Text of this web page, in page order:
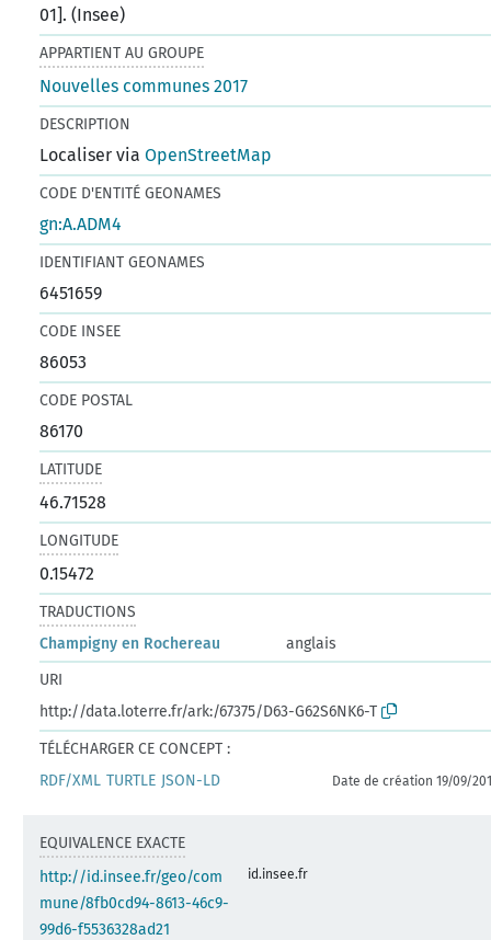
01]. (Insee)
APPARTIENT AU GROUPE
Nouvelles communes 2017
DESCRIPTION
Localiser viaOpenStreetMap
CODE D'ENTITÉ GEONAMES
gn:A.ADM4
IDENTIFIANT GEONAMES
6451659
CODE INSEE
86053
CODE POSTAL
86170
LATITUDE
46.71528
LONGITUDE
0.15472
TRADUCTIONS
Champigny en Rochereau
anglais
URI
http://data.loterre.fr/ark:/67375/D63-G62S6NK6-T
TÉLÉCHARGER CE CONCEPT :
RDF/XML TURTLE JSON-LD Date de création 19/09/
EQUIVALENCE EXACTE
http://id.insee.fr/geo/com
mune/8fb0cd94-8613-46c9-
99d6-f5536328ad21
id.insee.fr